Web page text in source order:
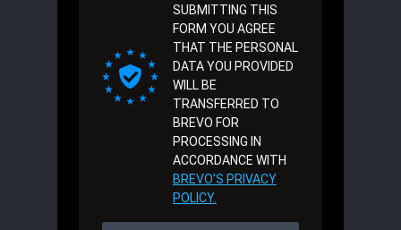
SUBMITTING THIS
FORM YOU AGREE
THAT THE PERSONAL
DATA YOU PROVIDED
WILL BE
TRANSFERRED TO
BREVO FOR
PROCESSING IN
ACCORDANCE WITH
BREVO'S PRIVACY
POLICY.